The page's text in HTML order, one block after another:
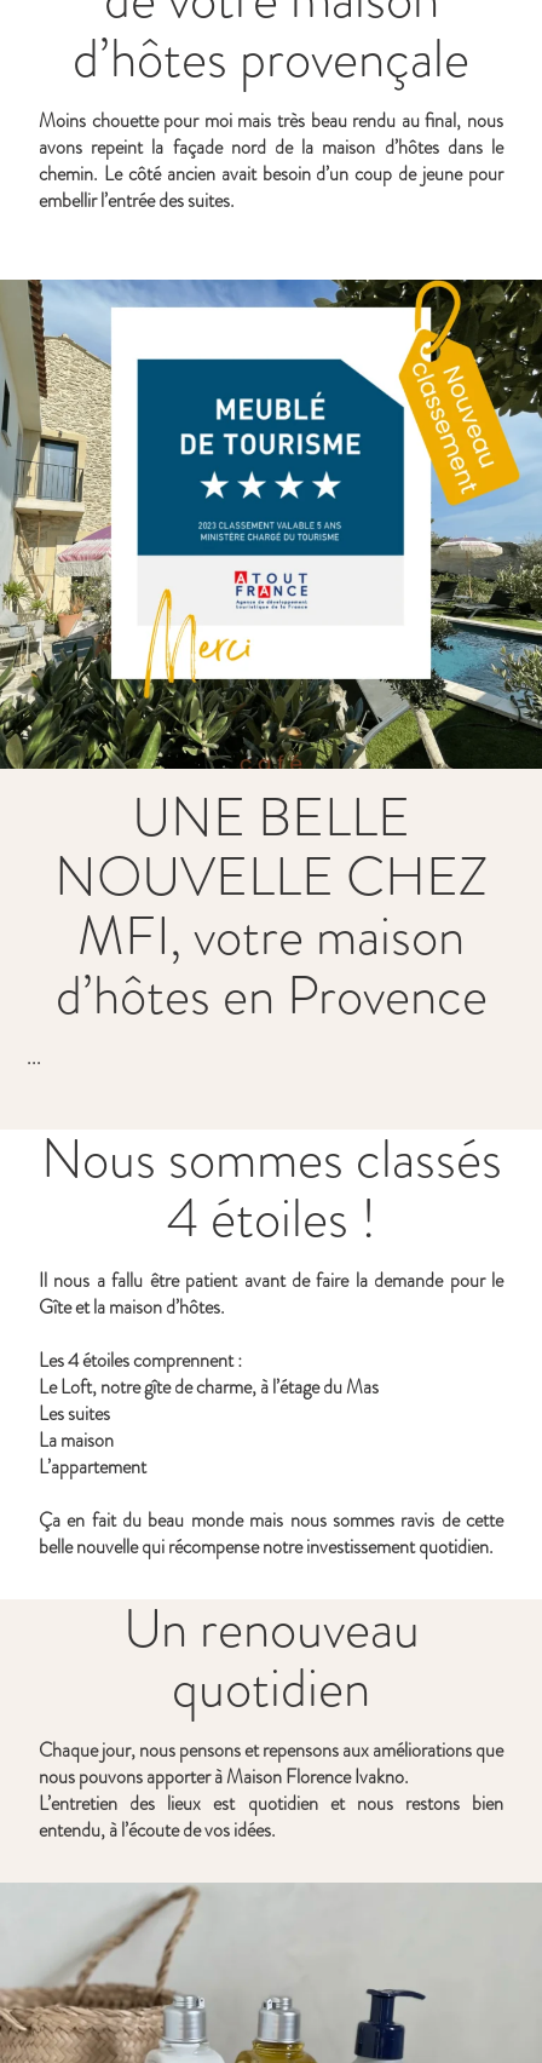
d’hôtes provençale
Moins chouette pour moi mais très beau rendu au final, nous
avons repeint la façade nord de la maison d’hôtes dans le
chemin. Le côté ancien avait besoin d’un coup de jeune pour
embellir l’entrée des suites.
UNE BELLE
NOUVELLE CHEZ
MFI, votre maison
d’hôtes en Provence
...
Nous sommes classés
4 étoiles !
Il nous a fallu être patient avant de faire la demande pour le
Gîte et la maison d’hôtes.
Les 4 étoiles comprennent :
Le Loft, notre gîte de charme, à l’étage du Mas
Les suites
La maison
L’appartement
Ça en fait du beau monde mais nous sommes ravis de cette
belle nouvelle qui récompense notre investissement quotidien.
Un renouveau
quotidien
Chaque jour, nous pensons et repensons aux améliorations que
nous pouvons apporter à Maison Florence Ivakno.
L’entretien des lieux est quotidien et nous restons bien
entendu, à l’écoute de vos idées.